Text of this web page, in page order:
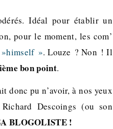
Idéal pour établir un
pour le moment, les com’
». Louze ? Non ! Il
bon point.
donc pu n’avoir, à nos yeux
Descoings (ou son
BLOGOLISTE !